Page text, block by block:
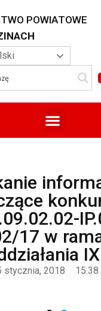
POWIATOWE
17 w
stycznia, 2018 15:38